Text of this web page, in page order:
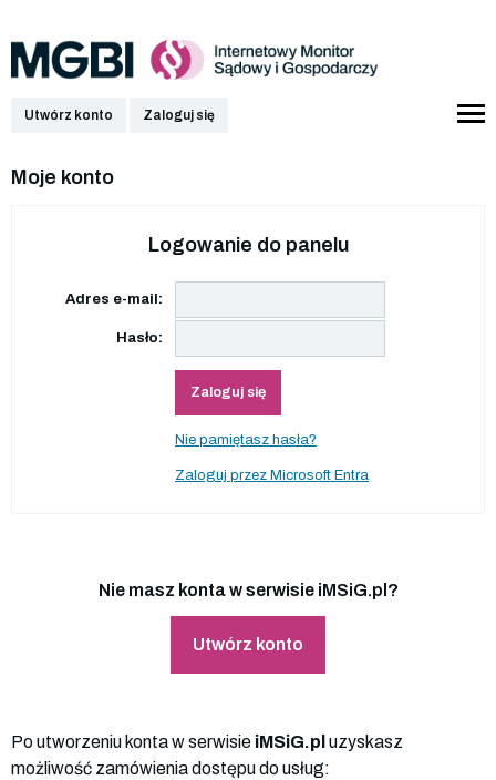
Utwórz konto Zaloguj się
Moje konto
Logowanie do panelu
Adres e-mail:
Hasło:
Zaloguj się
Nie pamiętasz hasła?
Zaloguj przez Microsoft Entra
Nie masz konta w serwisie iMSiG.pl?
Utwórz konto
Po utworzeniu konta w serwisie iMSiG.pl uzyskasz
możliwość zamówienia dostępu do usług: